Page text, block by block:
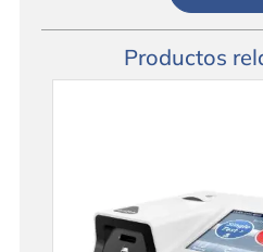
Productos